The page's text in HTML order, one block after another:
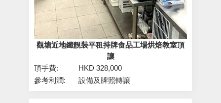
觀塘近地鐵靚裝平租持牌食品工場烘焙教室頂
讓
頂手費:
HKD 328,000
參考利潤:
設備及牌照轉讓